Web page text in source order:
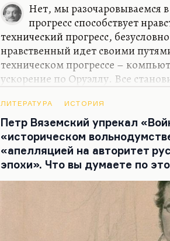
Нет, мы разочаровываемся
прогресс способствует
технический прогресс,
нравственный идет своими
техническом прогрессе –
ускорение по Оруэллу. Все
Мир ускоряется очень сильно.
живем в фельетонную эпоху,
главным жанром – жанр быстрого
Я думаю, современное
что технократический прогресс
способствует интеллектуальному
ЛИТЕРАТУРА ИСТОРИЯ
Петр Вяземский упрекал
«историческом
«апелляцией на авторитет
эпохи». Что вы думаете по